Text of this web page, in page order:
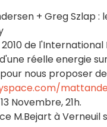
+ Greg Szlap
de
réelle energie
nous proposer
Novembre, 21h.
M.Bejart à Verneuil